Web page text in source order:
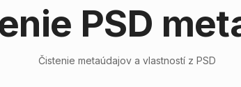
PSD
Čistenie metaúdajov a vlastností z PSD